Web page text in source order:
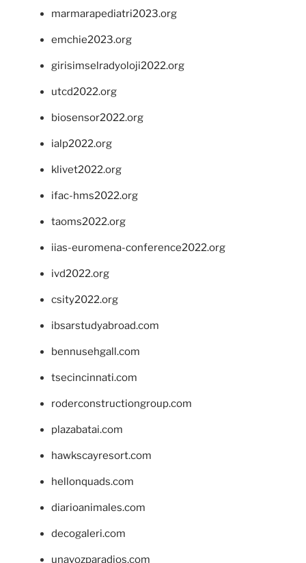
marmarapediatri2023.org
emchie2023.org
girisimselradyoloji2022.org
utcd2022.org
biosensor2022.org
ialp2022.org
klivet2022.org
ifac-hms2022.org
taoms2022.org
iias-euromena-conference2022.org
ivd2022.org
csity2022.org
ibsarstudyabroad.com
bennusehgall.com
tsecincinnati.com
roderconstructiongroup.com
plazabatai.com
hawkscayresort.com
hellonquads.com
diarioanimales.com
decogaleri.com
unavozparadios.com